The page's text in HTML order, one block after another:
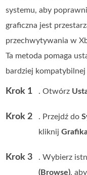
systemu, aby
graficzna jest
przechwytywania w
Ta metoda pomaga
bardziej
Krok 1 . Otwórz
Krok 2 . Przejdź do
kliknij
Krok 3 . Wybierz
(Browse),